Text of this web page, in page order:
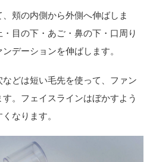
頬の内側から外側へ伸ばしま
目の下・あご・鼻の下・口周り
デーションを伸ばします。
どは短い毛先を使って、ファン
。フェイスラインはぼかすよう
なります。